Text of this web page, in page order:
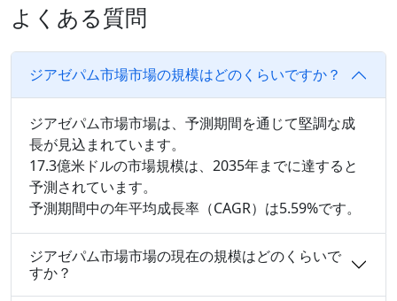
よくある質問
ジアゼパム市場市場の規模はどのくらいですか？
ジアゼパム市場市場は、予測期間を通じて堅調な成
長が見込まれています。
17.3億米ドルの市場規模は、2035年までに達すると
予測されています。
予測期間中の年平均成長率（CAGR）は5.59%です。
ジアゼパム市場市場の現在の規模はどのくらいで
すか？